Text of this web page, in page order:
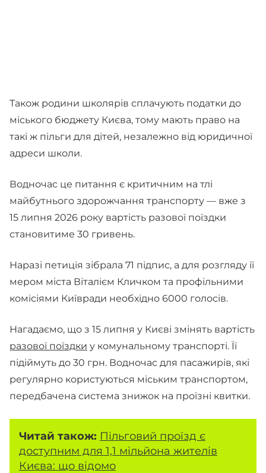
Також родини школярів сплачують податки до
міського бюджету Києва, тому мають право на
такі ж пільги для дітей, незалежно від юридичної
адреси школи.
Водночас це питання є критичним на тлі
майбутнього здорожчання транспорту — вже з
15 липня 2026 року вартість разової поїздки
становитиме 30 гривень.
Наразі петиція зібрала 71 підпис, а для розгляду її
мером міста Віталієм Кличком та профільними
комісіями Київради необхідно 6000 голосів.
Нагадаємо, що з 15 липня у Києві змінять вартість
разової поїздки у комунальному транспорті. Її
підіймуть до 30 грн. Водночас для пасажирів, які
регулярно користуються міським транспортом,
передбачена система знижок на проїзні квитки.
Читай також: Пільговий проїзд є
доступним для 1,1 мільйона жителів
Києва: що відомо